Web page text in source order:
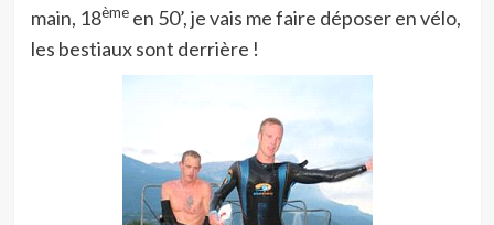
main, 18èmeen 50’, je vais me faire déposer en vélo,
les bestiaux sont derrière !